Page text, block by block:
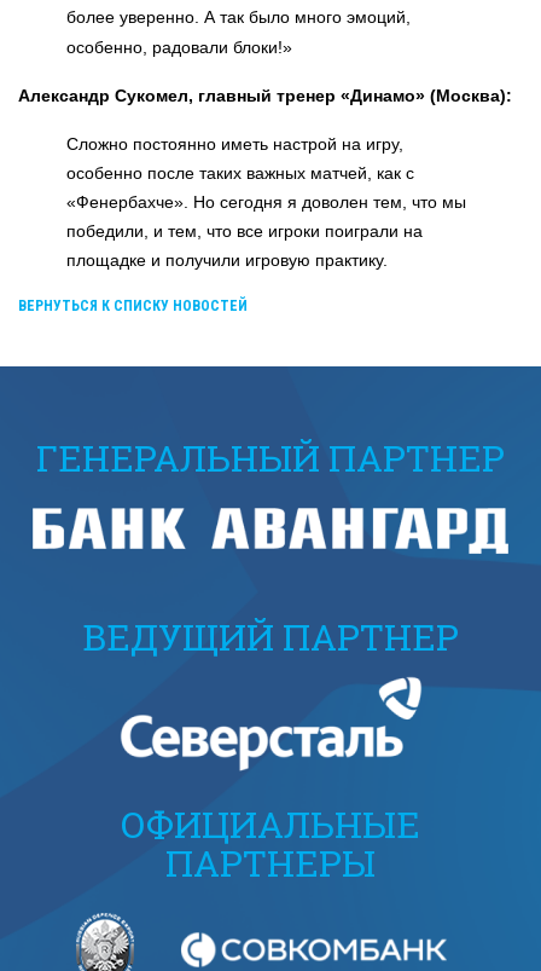
более уверенно. А так было много эмоций,
особенно, радовали блоки!»
Александр Сукомел, главный тренер «Динамо» (Москва):
Сложно постоянно иметь настрой на игру,
особенно после таких важных матчей, как с
«Фенербахче». Но сегодня я доволен тем, что мы
победили, и тем, что все игроки поиграли на
площадке и получили игровую практику.
ВЕРНУТЬСЯ К СПИСКУ НОВОСТЕЙ
ГЕНЕРАЛЬНЫЙ ПАРТНЕР
ВЕДУЩИЙ ПАРТНЕР
ОФИЦИАЛЬНЫЕ
ПАРТНЕРЫ